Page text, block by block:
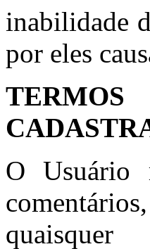
inabilidade
por eles
O Usuário